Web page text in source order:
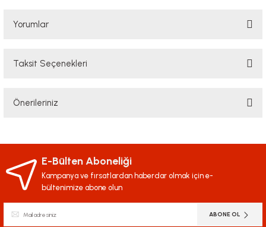
Yorumlar
Taksit Seçenekleri
Önerileriniz
iletebilirsiniz.
Görüş ve önerileriniz için teşekkür ederiz.
Ürün açıklamasında eksik bilgiler bulunuyor.
E-Bülten Aboneliği
Kampanya ve fırsatlardan haberdar olmak için e-
bültenimize abone olun
ABONE OL